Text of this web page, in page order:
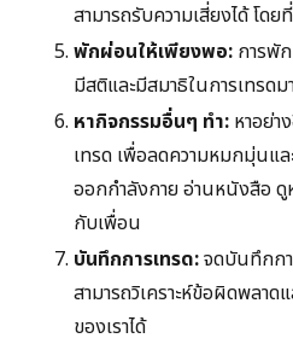
สามารถรับความเสี่ยงได้ โด
พักผ่อนให้เพียงพอ: การพั
มีสติและมีสมาธิในการเทรด
หากิจกรรมอื่นๆ ทำ: หาอย่า
เทรด เพื่อลดความหมกมุ่นแล
ออกกำลังกาย อ่านหนังสือ ดู
กับเพื่อน
บันทึกการเทรด:จดบันทึกกา
สามารถวิเคราะห์ข้อผิดพลาด
ของเราได้